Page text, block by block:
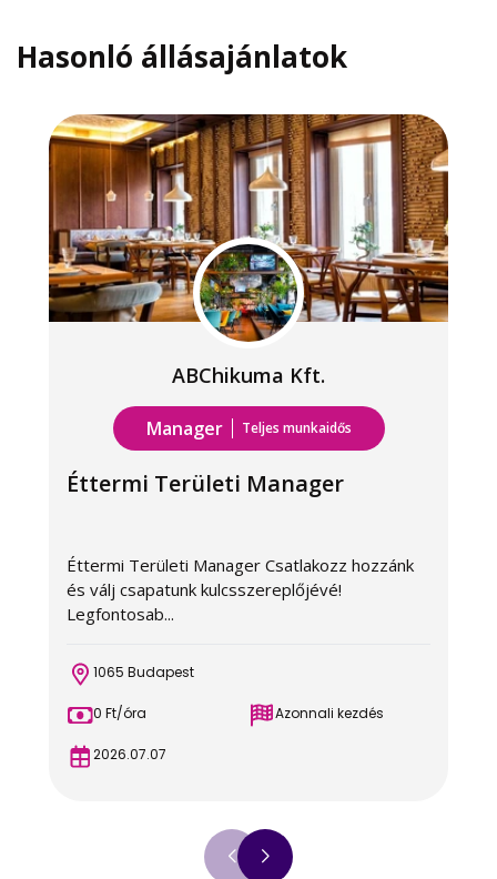
Hasonló állásajánlatok
ABChikuma Kft.
Manager Teljes munkaidős
Éttermi Területi Manager
Éttermi Területi Manager Csatlakozz hozzánk
és válj csapatunk kulcsszereplőjévé!
Legfontosab...
1065 Budapest
0 Ft/óra Azonnali kezdés
2026.07.07